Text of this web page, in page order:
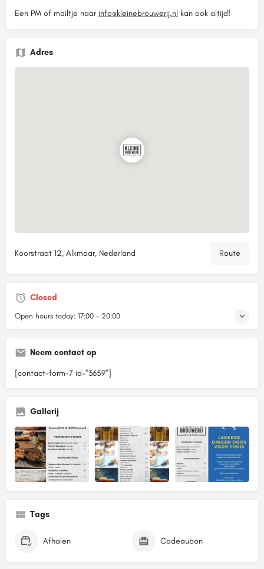
Een PM of mailtje naar info@kleinebrouwerij.nl kan ook altijd!
Adres
Koorstraat 12, Alkmaar, Nederland Route
Closed
Open hours today: 17:00 - 20:00
Neem contact op
[contact-form-7 id="3659"]
Gallerij
Tags
Afhalen Cadeaubon